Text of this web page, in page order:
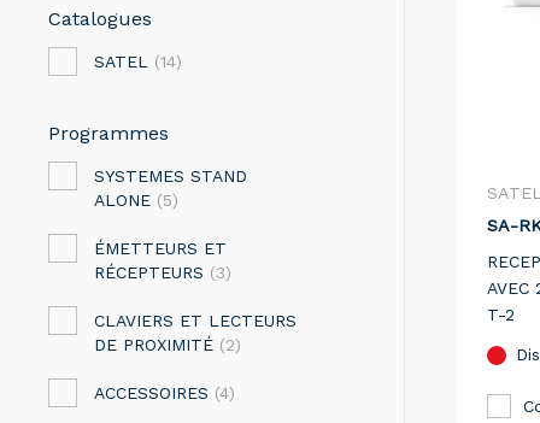
Catalogues
SATEL (14)
Programmes
SYSTEMES STAND
ALONE (5)
ÉMETTEURS ET
RÉCEPTEURS (3)
CLAVIERS ET LECTEURS
DE PROXIMITÉ (2)
ACCESSOIRES (4)
SATEL
SA-
AVEC
T-2